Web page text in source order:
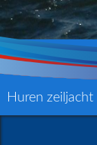
Huren zeiljacht